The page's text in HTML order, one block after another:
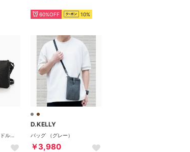
60%OFF 10%
D.KELLY
バッグ （グレー）
￥3,980